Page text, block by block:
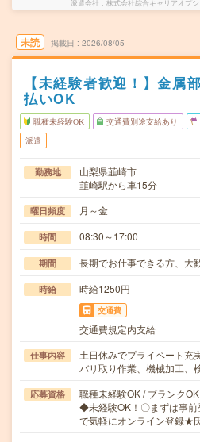
派遣会社 株式会社綜合キャリアオプ
未読 掲載日 2026/08/05
【未経験者歓迎！】金属
払いOK
職種未経験OK 交通費別途支給あり
派遣
勤務地
山梨県韮崎市
韮崎駅から車15分
曜日頻度 月～金
時間 08:30～17:00
期間 長期でお仕事できる方、大
時給 時給1250円
交通費
交通費規定内支給
仕事内容
土日休みでプライベート充
バリ取り作業、機械加工
応募資格
職種未経験OK / ブランク
◆未経験OK！〇まずは事
で気軽にオンライン登録★